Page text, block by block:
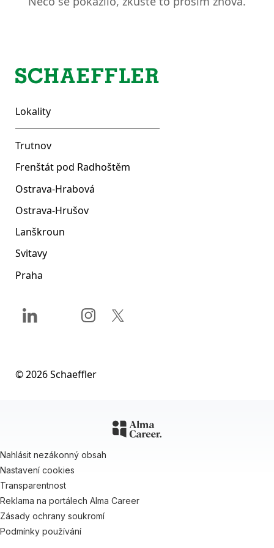
Lokality
Trutnov
Frenštát pod Radhoštěm
Ostrava-Hrabová
Ostrava-Hrušov
Lanškroun
Svitavy
Praha
Sociální sítě
© 2026 Schaeffler
Nahlásit nezákonný obsah
Nastavení cookies
Transparentnost
Reklama na portálech Alma Career
Zásady ochrany soukromí
Podmínky používání